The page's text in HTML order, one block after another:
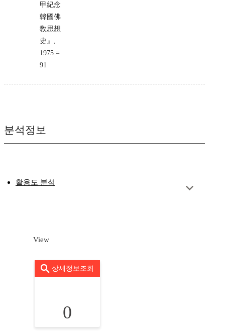
甲紀念
韓國佛
敎思想
史』,
1975 =
91
분석정보
활용도 분석
View
상세정보조회
0